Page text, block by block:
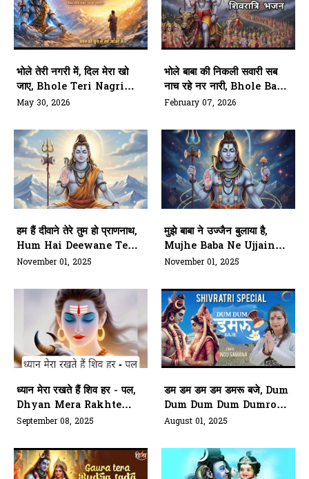
भोले तेरी नगरी में, दिल मेरा खो
जाए, Bhole Teri Nagri
Main Dil Mera Kho
May 30, 2026
भोले बाबा की निकली सवारी सब
नाच रहे नर नारी, Bhole Baba
Ki Nikli Sawari, Sab
February 07, 2026
हम हैं दीवाने तेरे तुम हो प्राणनाथ,
Hum Hai Deewane Tere
Tum Ho Prannaath
November 01, 2025
मुझे बाबा ने उज्जैन बुलाया है,
Mujhe Baba Ne Ujjain
Bulaya Hai
November 01, 2025
ध्यान मेरा रखते हैं शिव हर - पल,
Dhyan Mera Rakhte
Hai Shiv Har Pal
September 08, 2025
डम डम डम डम डमरू बजे, Dum
Dum Dum Dum Dumroo
Baje
August 01, 2025